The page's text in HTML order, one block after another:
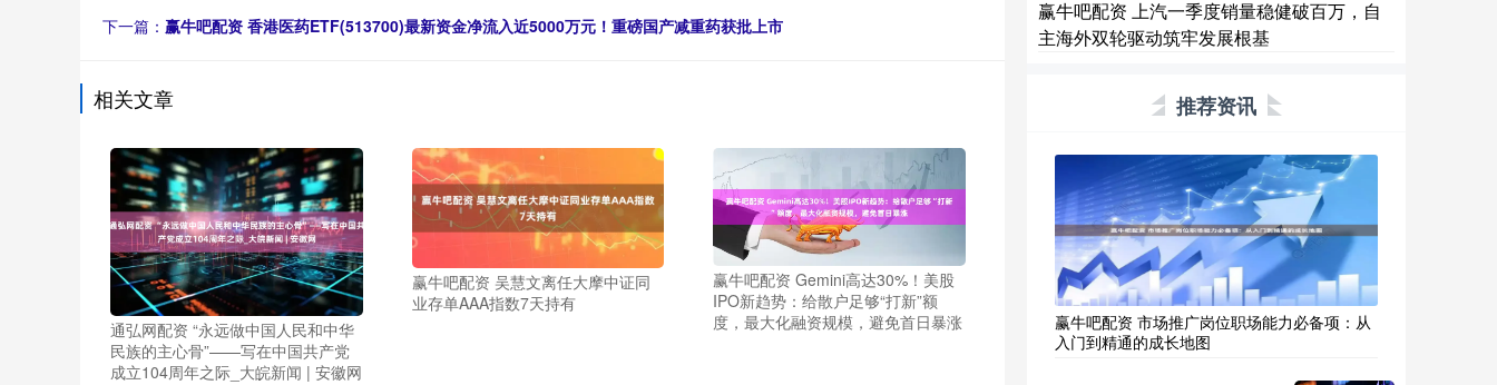
下一篇： 赢牛吧配资 香港医药ETF(513700)最新资金净流入近5000万元！重磅国产减重药获批上市
相关文章
通弘网配资 “永远做中国人民和中华
民族的主心骨”——写在中国共产党
成立104周年之际_大皖新闻 | 安徽网
赢牛吧配资 吴慧文离任大摩中证同
业存单AAA指数7天持有
赢牛吧配资 Gemini高达30%！美股
IPO新趋势：给散户足够“打新”额
度，最大化融资规模，避免首日暴涨
赢牛吧配资 上汽一季度销量稳健破百万，自
主海外双轮驱动筑牢发展根基
推荐资讯
赢牛吧配资 市场推广岗位职场能力必备项：从
入门到精通的成长地图